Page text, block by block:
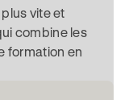
vite et
combine les
formation en